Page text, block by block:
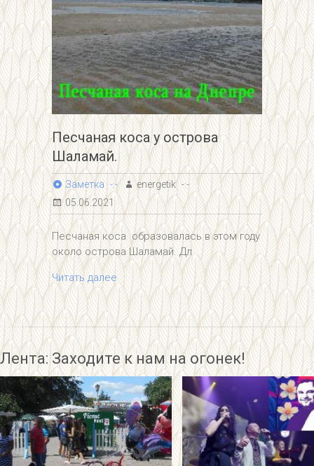
Песчаная коса у острова
Шаламай.
Заметка
energetik
05.06.2021
Песчаная коса образовалась в этом году
около острова Шаламай. Дл
Читать далее
Лента: Заходите к нам на огонек!